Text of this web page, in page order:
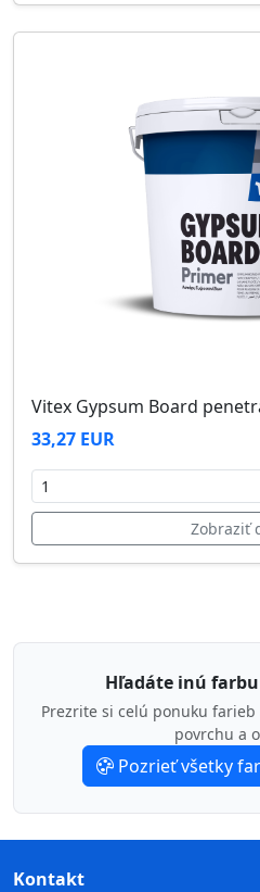
Vitex Gypsum Board
33,27 EUR
Zobraziť
Hľadáte inú
Prezrite si celú ponuku
povrchu a
Pozrieť všetky
Kontakt